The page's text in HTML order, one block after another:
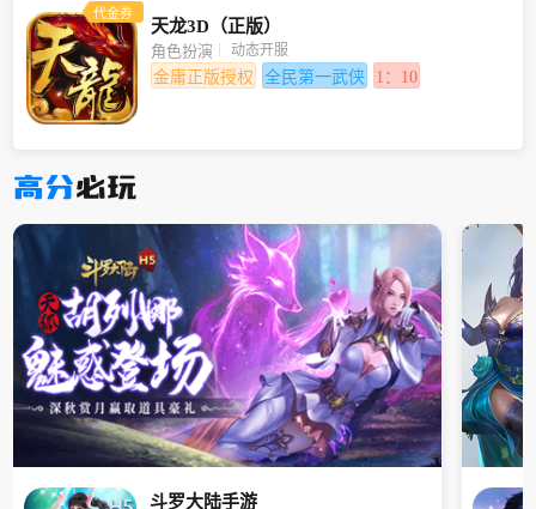
代金券
天龙3D（正版）
角色扮演 动态开服
金庸正版授权 全民第一武侠 1：10
高分必玩
斗罗大陆手游